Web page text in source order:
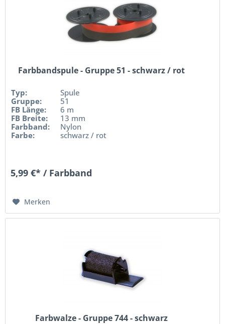
Farbbandspule - Gruppe 51 - schwarz / rot
Typ:
Spule
Gruppe:
51
FB Länge:
6 m
FB Breite:
13 mm
Farbband:
Nylon
Farbe:
schwarz / rot
5,99 €* / Farbband
Merken
Farbwalze - Gruppe 744 - schwarz